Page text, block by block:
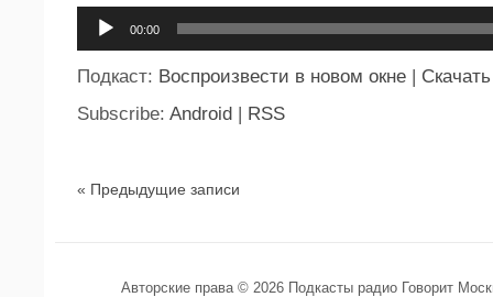
00:00
Подкаст: Воспроизвести в новом окне | Скачать
Subscribe: Android | RSS
« Предыдущие записи
Авторские права © 2026 Подкасты радио Говорит